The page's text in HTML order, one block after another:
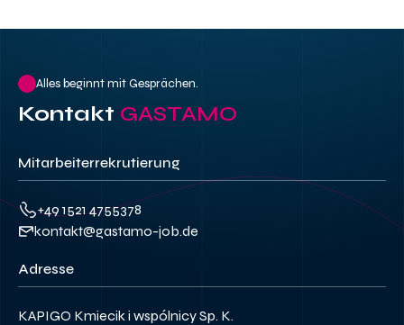
Alles beginnt mit Gesprächen.
Kontakt GASTAMO
Mitarbeiterrekrutierung
+49 1521 4755378
kontakt@gastamo-job.de
Adresse
KAPIGO Kmiecik i wspólnicy Sp. K.